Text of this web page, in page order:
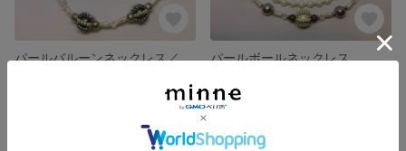
パールバルーンネックレス／シルバー
パールボールネックレス